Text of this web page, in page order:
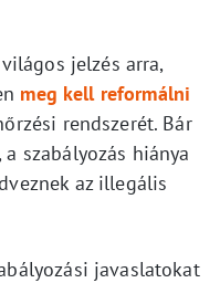
jelzés arra,
meg kell reformálni
rendszerét. Bár
szabályozás hiánya
az illegális
javaslatokat